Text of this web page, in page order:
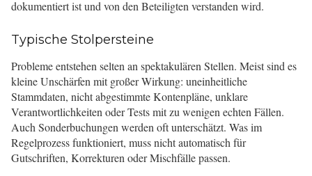
dokumentiert ist und von den Beteiligten verstanden wird.
Typische Stolpersteine
Probleme entstehen selten an spektakulären Stellen. Meist sind es
kleine Unschärfen mit großer Wirkung: uneinheitliche
Stammdaten, nicht abgestimmte Kontenpläne, unklare
Verantwortlichkeiten oder Tests mit zu wenigen echten Fällen.
Auch Sonderbuchungen werden oft unterschätzt. Was im
Regelprozess funktioniert, muss nicht automatisch für
Gutschriften, Korrekturen oder Mischfälle passen.